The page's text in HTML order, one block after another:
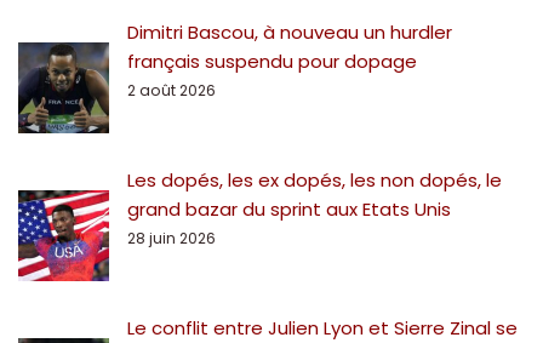
Dimitri Bascou, à nouveau un hurdler
français suspendu pour dopage
2 août 2026
Les dopés, les ex dopés, les non dopés, le
grand bazar du sprint aux Etats Unis
28 juin 2026
Le conflit entre Julien Lyon et Sierre Zinal se